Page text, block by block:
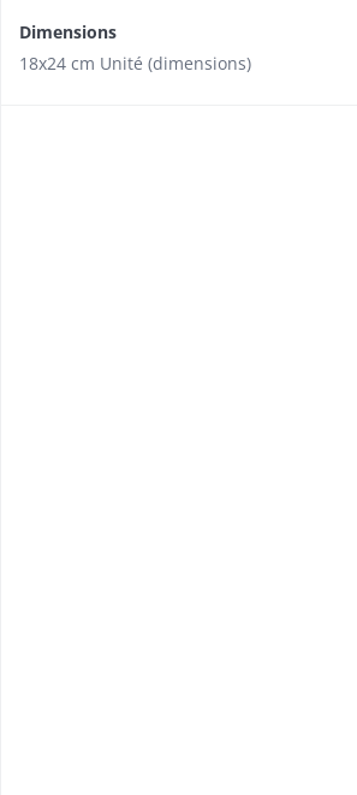
Dimensions
18x24 cm Unité (dimensions)